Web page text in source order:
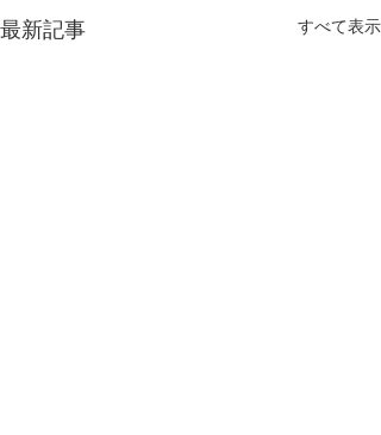
最新記事 すべて表示